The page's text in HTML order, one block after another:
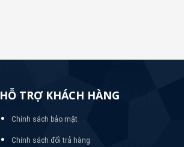
HỖ TRỢ KHÁCH HÀNG
Chính sách bảo mật
Chính sách đổi trả hàng